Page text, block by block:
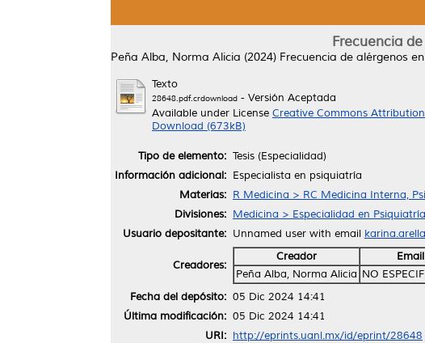
Frecuencia
Peña Alba, Norma Alicia (2024) Frecuencia de alérgenos
Texto
28648.pdf.crdownload - Versión Aceptada
Available under License Creative Commons
Download (673kB)
Tipo de elemento: Tesis (Especialidad)
Información adicional: Especialista en psiquiatría
Materias: R Medicina > RC Medicina Interna,
Divisiones: Medicina > Especialidad en Psiquiatría
Usuario depositante: Unnamed user with email
Creadores:
Creador Email
Peña Alba, Norma Alicia NO
Fecha del depósito: 05 Dic 2024 14:41
Última modificación: 05 Dic 2024 14:41
URI: http://eprints.uanl.mx/id/eprint/28648